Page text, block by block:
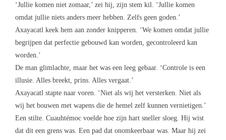
‘Jullie komen niet zomaar,’ zei hij, zijn stem kil. ‘Jullie komen
omdat jullie niets anders meer hebben. Zelfs geen goden.’
Axayacatl keek hem aan zonder knipperen. ‘We komen omdat jullie
begrijpen dat perfectie gebouwd kan worden, gecontroleerd kan
worden.’
De man glimlachte, maar het was een leeg gebaar. ‘Controle is een
illusie. Alles breekt, prins. Alles vergaat.’
Axayacatl stapte naar voren. ‘Niet als wij het versterken. Niet als
wij het bouwen met wapens die de hemel zelf kunnen vernietigen.’
Een stilte. Cuauhtémoc voelde hoe zijn hart sneller sloeg. Hij wist
dat dit een grens was. Een pad dat onomkeerbaar was. Maar hij zei